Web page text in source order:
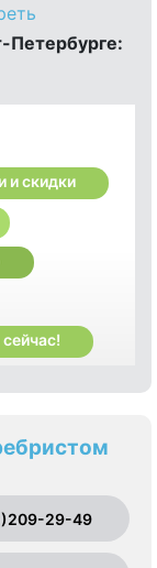
Петербурге:
и скидки
29-49